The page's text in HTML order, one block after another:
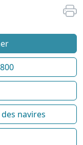
navires